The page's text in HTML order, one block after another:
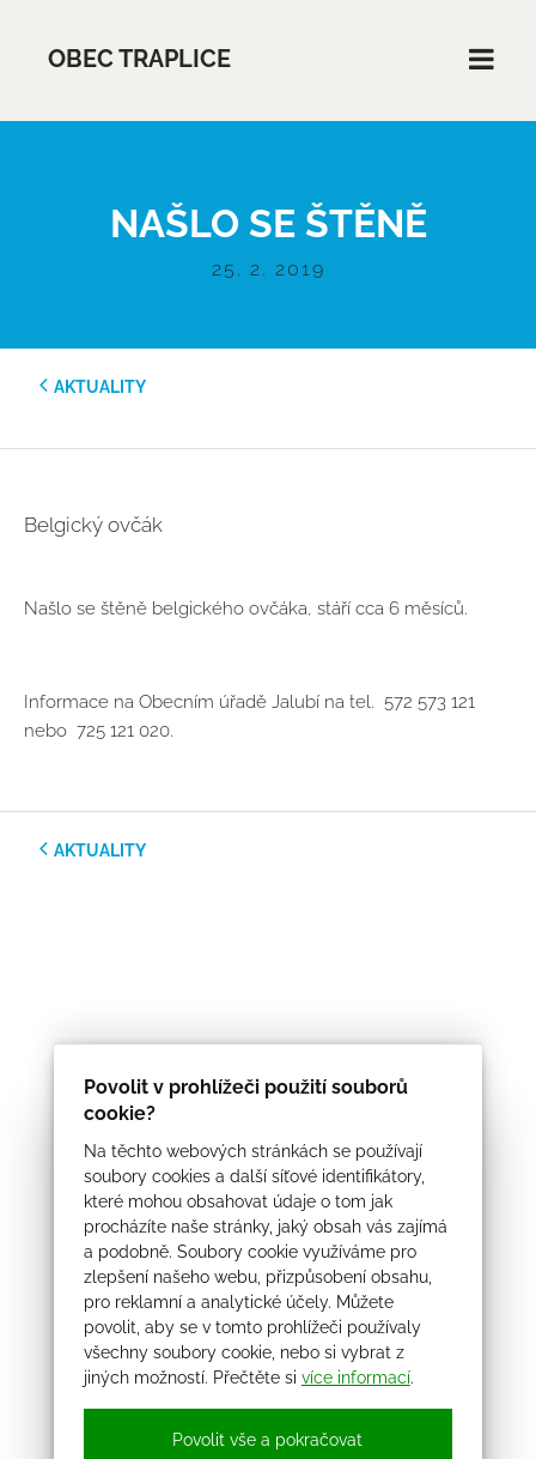
Povolit v prohlížeči použití souborů
cookie?
Na těchto webových stránkách se používají
soubory cookies a další síťové identifikátory,
které mohou obsahovat údaje o tom jak
procházíte naše stránky, jaký obsah vás zajímá
a podobně. Soubory cookie využíváme pro
zlepšení našeho webu, přizpůsobení obsahu,
pro reklamní a analytické účely. Můžete
povolit, aby se v tomto prohlížeči používaly
všechny soubory cookie, nebo si vybrat z
jiných možností. Přečtěte si více informací.
Povolit vše a pokračovat
OBEC TRAPLICE
NAŠLO SE ŠTĚNĚ
25. 2. 2019
AKTUALITY
Belgický ovčák
Našlo se štěně belgického ovčáka, stáří cca 6 měsíců.
Informace na Obecním úřadě Jalubí na tel. 572 573 121
nebo 725 121 020.
AKTUALITY